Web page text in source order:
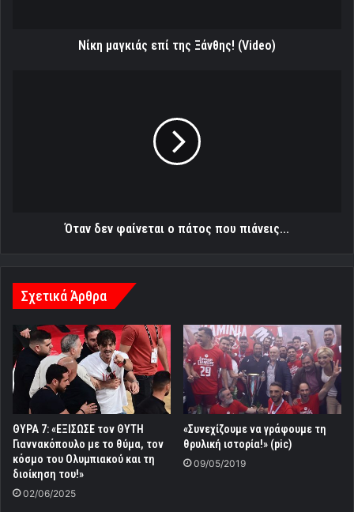
Νίκη μαγκιάς επί της Ξάνθης! (Video)
Όταν δεν φαίνεται ο πάτος που πιάνεις...
Σχετικά Άρθρα
ΘΥΡΑ 7: «ΕΞΙΣΩΣΕ τον ΘΥΤΗ
Γιαννακόπουλο με το θύμα, τον
κόσμο του Ολυμπιακού και τη
διοίκηση του!»
02/06/2025
«Συνεχίζουμε να γράφουμε τη
θρυλική ιστορία!» (pic)
09/05/2019